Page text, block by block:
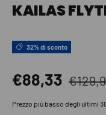
KAILAS
32% di sconto
Prezzo di
€88,33
Prezzo più basso degli ultimi